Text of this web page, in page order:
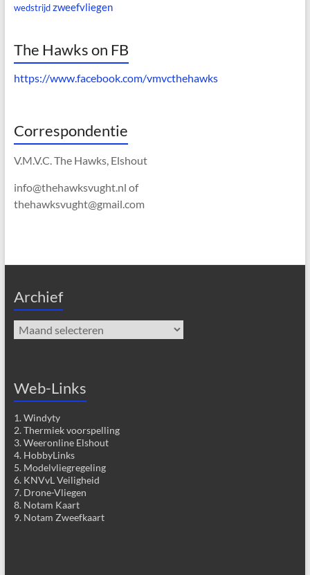
wedstrijd zweefvliegen
The Hawks on FB
https://www.facebook.com/vmvcthehawks
Correspondentie
V.M.V.C. The Hawks, Elshout
info@thehawksvught.nl of
thehawksvught@gmail.com
Archief
Archief
Web-Links
1. Windyty
2. Thermiek voorspelling
3. Weeronline Elshout
4. HobbyLinks
5. Modelvliegregeling
6. KNVvL Veiligheid
7. Drone-Vliegen
8. Notam Kaart
9. Notam Zweefkaart